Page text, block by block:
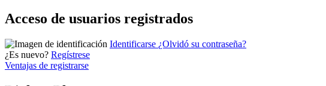
Acceso de usuarios registrados
Identificarse ¿Olvidó su contraseña?
¿Es nuevo? Regístrese
Ventajas de registrarse